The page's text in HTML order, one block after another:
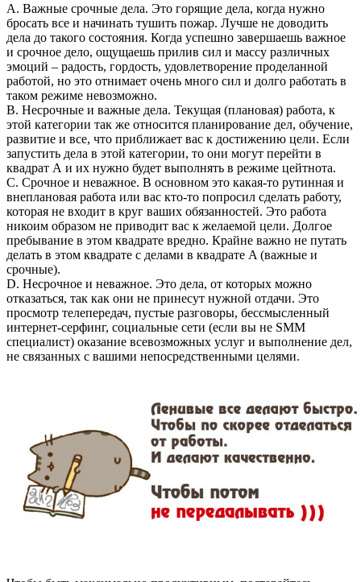
А. Важные срочные дела. Это горящие дела, когда нужно
бросать все и начинать тушить пожар. Лучше не доводить
дела до такого состояния. Когда успешно завершаешь важное
и срочное дело, ощущаешь прилив сил и массу различных
эмоций – радость, гордость, удовлетворение проделанной
работой, но это отнимает очень много сил и долго работать в
таком режиме невозможно.
B. Несрочные и важные дела. Текущая (плановая) работа, к
этой категории так же относится планирование дел, обучение,
развитие и все, что приближает вас к достижению цели. Если
запустить дела в этой категории, то они могут перейти в
квадрат А и их нужно будет выполнять в режиме цейтнота.
С. Срочное и неважное. В основном это какая-то рутинная и
внеплановая работа или вас кто-то попросил сделать работу,
которая не входит в круг ваших обязанностей. Это работа
никоим образом не приводит вас к желаемой цели. Долгое
пребывание в этом квадрате вредно. Крайне важно не путать
делать в этом квадрате с делами в квадрате A (важные и
срочные).
D. Несрочное и неважное. Это дела, от которых можно
отказаться, так как они не принесут нужной отдачи. Это
просмотр телепередач, пустые разговоры, бессмысленный
интернет-серфинг, социальные сети (если вы не SMM
специалист) оказание всевозможных услуг и выполнение дел,
не связанных с вашими непосредственными целями.